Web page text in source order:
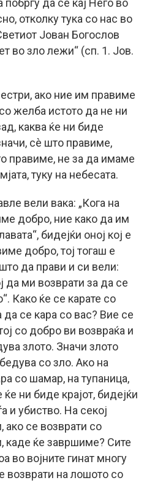
побргу да се кај Него во
отколку тука со нас во
Јован Богослов
во зло лежи“ (сп. 1. Јов.
ако ние им правиме
желба истото да не ни
каква ќе ни биде
сè што правиме,
правиме, не за да имаме
туку на небесата.
вели вака: „Кога на
добро, ние како да им
бидејќи оној кој е
добро, тој тогаш е
да прави и си вели:
да ми возврати за да се
Како ќе се карате со
да се кара со вас? Вие се
со добро ви возвраќа и
злото. Значи злото
со зло. Ако на
со шамар, на тупаница,
ни биде крајот, бидејќи
и убиство. На секој
ако се возврати со
каде ќе завршиме? Сите
во војните гинат многу
возврати на лошото со